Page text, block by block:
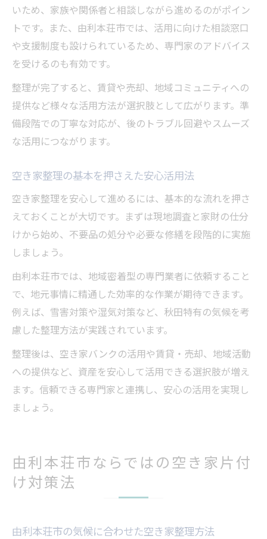
いため、家族や関係者と相談しながら進めるのがポイン
トです。また、由利本荘市では、活用に向けた相談窓口
や支援制度も設けられているため、専門家のアドバイス
を受けるのも有効です。
整理が完了すると、賃貸や売却、地域コミュニティへの
提供など様々な活用方法が選択肢として広がります。準
備段階での丁寧な対応が、後のトラブル回避やスムーズ
な活用につながります。
空き家整理の基本を押さえた安心活用法
空き家整理を安心して進めるには、基本的な流れを押さ
えておくことが大切です。まずは現地調査と家財の仕分
けから始め、不要品の処分や必要な修繕を段階的に実施
しましょう。
由利本荘市では、地域密着型の専門業者に依頼すること
で、地元事情に精通した効率的な作業が期待できます。
例えば、雪害対策や湿気対策など、秋田特有の気候を考
慮した整理方法が実践されています。
整理後は、空き家バンクの活用や賃貸・売却、地域活動
への提供など、資産を安心して活用できる選択肢が増え
ます。信頼できる専門家と連携し、安心の活用を実現し
ましょう。
由利本荘市ならではの空き家片付
け対策法
由利本荘市の気候に合わせた空き家整理方法